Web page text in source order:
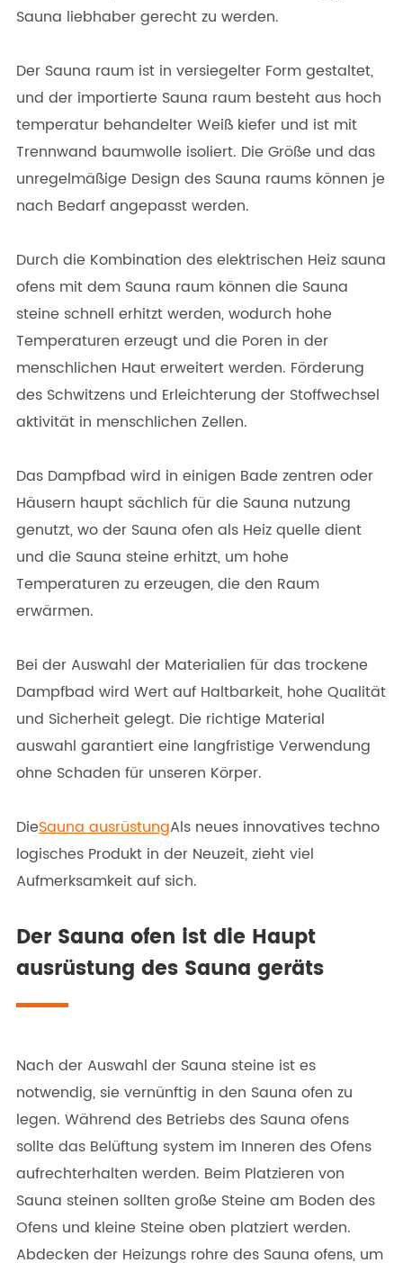
Sauna liebhaber gerecht zu werden.
Der Sauna raum ist in versiegelter Form gestaltet,
und der importierte Sauna raum besteht aus hoch
temperatur behandelter Weiß kiefer und ist mit
Trennwand baumwolle isoliert. Die Größe und das
unregelmäßige Design des Sauna raums können je
nach Bedarf angepasst werden.
Durch die Kombination des elektrischen Heiz sauna
ofens mit dem Sauna raum können die Sauna
steine schnell erhitzt werden, wodurch hohe
Temperaturen erzeugt und die Poren in der
menschlichen Haut erweitert werden. Förderung
des Schwitzens und Erleichterung der Stoffwechsel
aktivität in menschlichen Zellen.
Das Dampfbad wird in einigen Bade zentren oder
Häusern haupt sächlich für die Sauna nutzung
genutzt, wo der Sauna ofen als Heiz quelle dient
und die Sauna steine erhitzt, um hohe
Temperaturen zu erzeugen, die den Raum
erwärmen.
Bei der Auswahl der Materialien für das trockene
Dampfbad wird Wert auf Haltbarkeit, hohe Qualität
und Sicherheit gelegt. Die richtige Material
auswahl garantiert eine langfristige Verwendung
ohne Schaden für unseren Körper.
DieSauna ausrüstungAls neues innovatives techno
logisches Produkt in der Neuzeit, zieht viel
Aufmerksamkeit auf sich.
Der Sauna ofen ist die Haupt
ausrüstung des Sauna geräts
Nach der Auswahl der Sauna steine ist es
notwendig, sie vernünftig in den Sauna ofen zu
legen. Während des Betriebs des Sauna ofens
sollte das Belüftung system im Inneren des Ofens
aufrechterhalten werden. Beim Platzieren von
Sauna steinen sollten große Steine am Boden des
Ofens und kleine Steine oben platziert werden.
Abdecken der Heizungs rohre des Sauna ofens, um